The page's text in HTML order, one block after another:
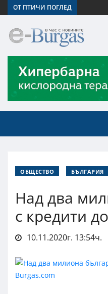
ОТ ПТИЧИ ПОГЛЕД
ОБЩЕСТВО БЪЛГАРИЯ
Над два
с кредити
10.11.2020г. 13:54ч.